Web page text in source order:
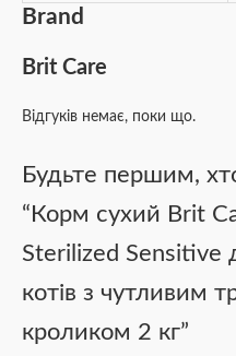
Brand
Brit Care
Відгуків немає, поки що.
Будьте першим,
“Корм сухий Brit
Sterilized Sensitive
котів з чутливим
кроликом 2 кг”